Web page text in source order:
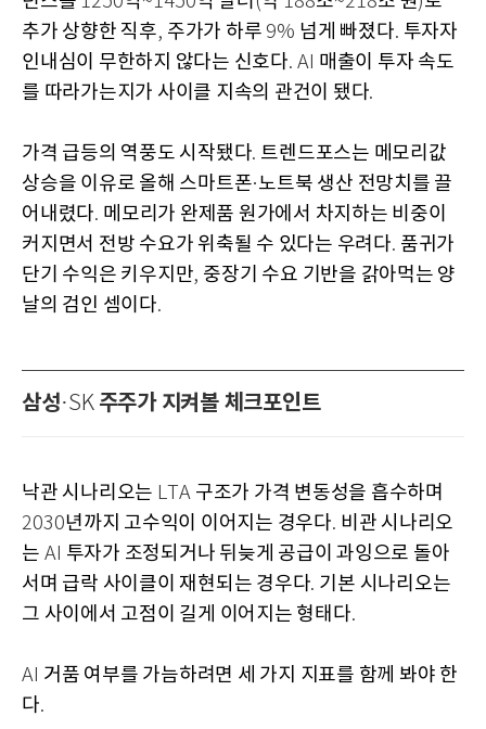
추가 상향한 직후, 주가가 하루 9% 넘게 빠졌다. 투자자
인내심이 무한하지 않다는 신호다. AI 매출이 투자 속도
를 따라가는지가 사이클 지속의 관건이 됐다.
가격 급등의 역풍도 시작됐다. 트렌드포스는 메모리값
상승을 이유로 올해 스마트폰·노트북 생산 전망치를 끌
어내렸다. 메모리가 완제품 원가에서 차지하는 비중이
커지면서 전방 수요가 위축될 수 있다는 우려다. 품귀가
단기 수익은 키우지만, 중장기 수요 기반을 갉아먹는 양
날의 검인 셈이다.
삼성·SK 주주가 지켜볼 체크포인트
낙관 시나리오는 LTA 구조가 가격 변동성을 흡수하며
2030년까지 고수익이 이어지는 경우다. 비관 시나리오
는 AI 투자가 조정되거나 뒤늦게 공급이 과잉으로 돌아
서며 급락 사이클이 재현되는 경우다. 기본 시나리오는
그 사이에서 고점이 길게 이어지는 형태다.
AI 거품 여부를 가늠하려면 세 가지 지표를 함께 봐야 한
다.